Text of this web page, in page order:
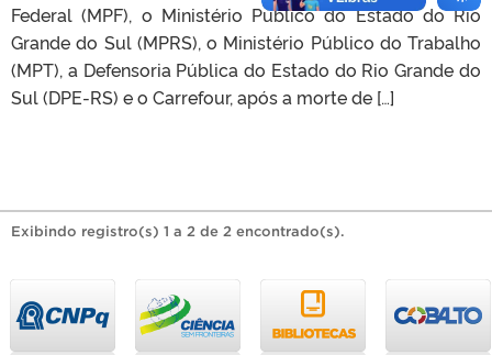
Federal (MPF), o Ministério Público do Estado do Rio
Grande do Sul (MPRS), o Ministério Público do Trabalho
(MPT), a Defensoria Pública do Estado do Rio Grande do
Sul (DPE-RS) e o Carrefour, após a morte de […]
Exibindo registro(s) 1 a 2 de 2 encontrado(s).